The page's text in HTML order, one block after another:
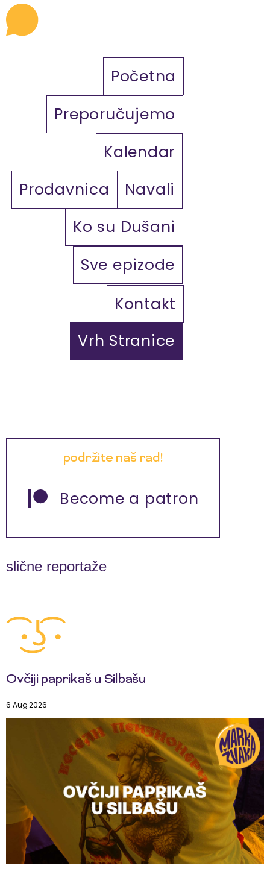
Početna
Preporučujemo
Kalendar
Prodavnica
Navali
Ko su Dušani
Sve epizode
Kontakt
Vrh Stranice
podržite naš rad!
Become a patron
slične reportaže
Ovčiji paprikaš u Silbašu
6 Aug 2026